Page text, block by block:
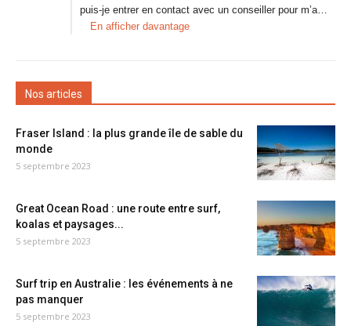
puis-je entrer en contact avec un conseiller pour m’a…
En afficher davantage
Nos articles
Fraser Island : la plus grande île de sable du
monde
5 septembre 2023
Great Ocean Road : une route entre surf,
koalas et paysages...
5 septembre 2023
Surf trip en Australie : les événements à ne
pas manquer
5 septembre 2023